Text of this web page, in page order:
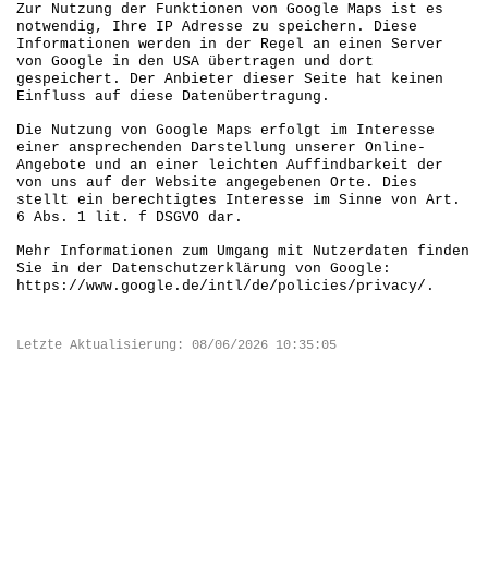
Zur Nutzung der Funktionen von Google Maps ist es
notwendig, Ihre IP Adresse zu speichern. Diese
Informationen werden in der Regel an einen Server
von Google in den USA übertragen und dort
gespeichert. Der Anbieter dieser Seite hat keinen
Einfluss auf diese Datenübertragung.
Die Nutzung von Google Maps erfolgt im Interesse
einer ansprechenden Darstellung unserer Online-
Angebote und an einer leichten Auffindbarkeit der
von uns auf der Website angegebenen Orte. Dies
stellt ein berechtigtes Interesse im Sinne von Art.
6 Abs. 1 lit. f DSGVO dar.
Mehr Informationen zum Umgang mit Nutzerdaten finden
Sie in der Datenschutzerklärung von Google:
https://www.google.de/intl/de/policies/privacy/.
Letzte Aktualisierung: 08/06/2026 10:35:05